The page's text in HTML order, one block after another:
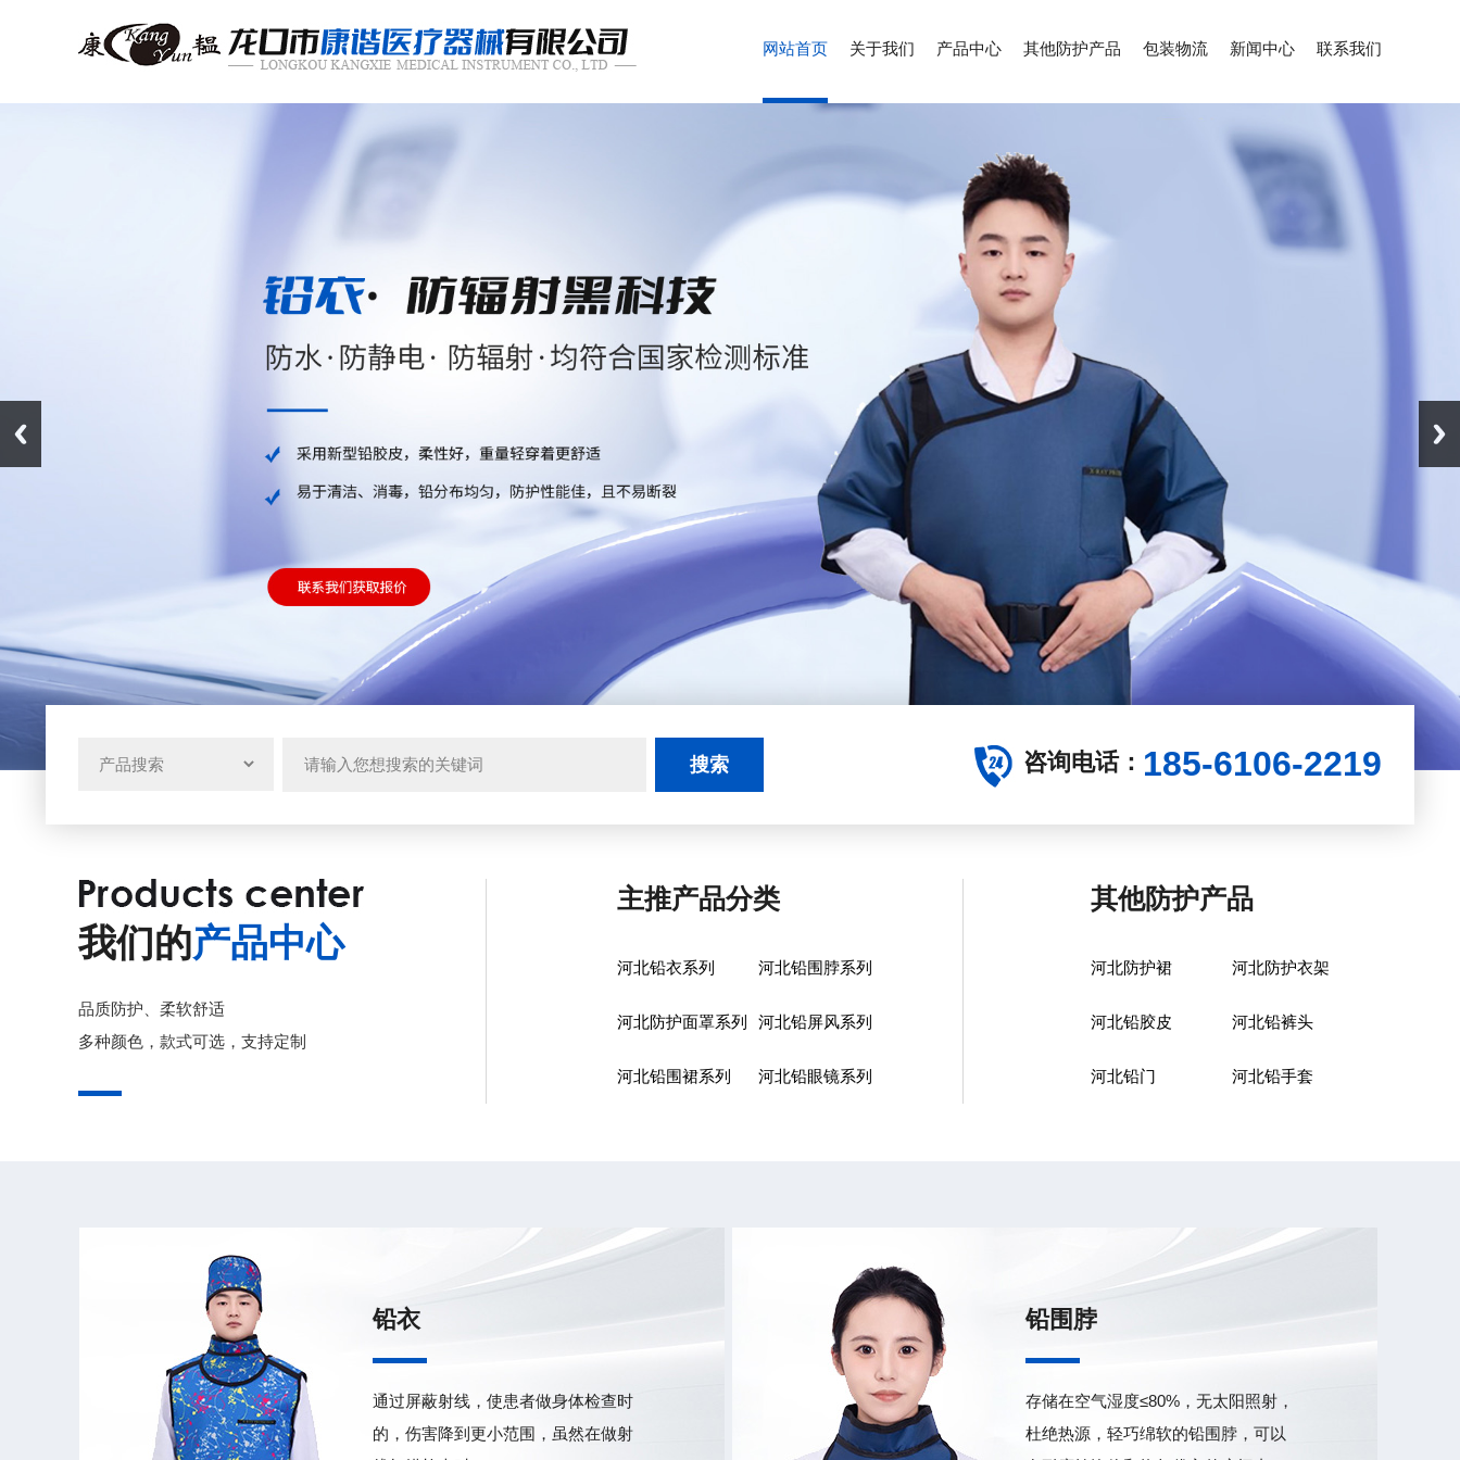
网站首页 关于我们 产品中心 其他防护产品 包装物流 新闻中心 联系我们
咨询电话： 185-6106-2219
我们的产品中心
品质防护、柔软舒适
多种颜色，款式可选，支持定制
主推产品分类
河北铅衣系列 河北铅围脖系列
河北防护面罩系列 河北铅屏风系列
河北铅围裙系列 河北铅眼镜系列
其他防护产品
河北防护裙 河北防护衣架
河北铅胶皮 河北铅裤头
河北铅门 河北铅手套
铅衣
通过屏蔽射线，使患者做身体检查时
的，伤害降到更小范围，虽然在做射
铅围脖
存储在空气湿度≤80%，无太阳照射，
杜绝热源，轻巧绵软的铅围脖，可以